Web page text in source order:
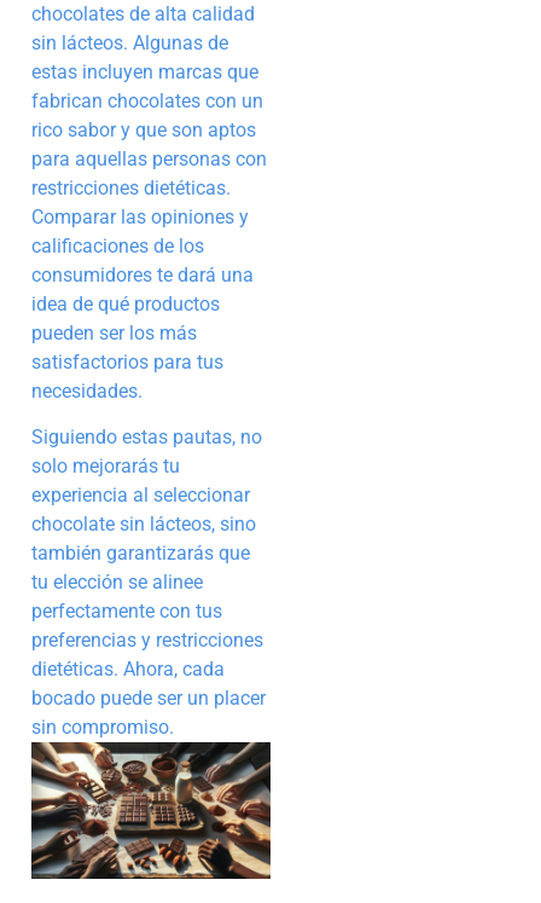
chocolates de alta calidad
sin lácteos. Algunas de
estas incluyen marcas que
fabrican chocolates con un
rico sabor y que son aptos
para aquellas personas con
restricciones dietéticas.
Comparar las opiniones y
calificaciones de los
consumidores te dará una
idea de qué productos
pueden ser los más
satisfactorios para tus
necesidades.
Siguiendo estas pautas, no
solo mejorarás tu
experiencia al seleccionar
chocolate sin lácteos, sino
también garantizarás que
tu elección se alinee
perfectamente con tus
preferencias y restricciones
dietéticas. Ahora, cada
bocado puede ser un placer
sin compromiso.